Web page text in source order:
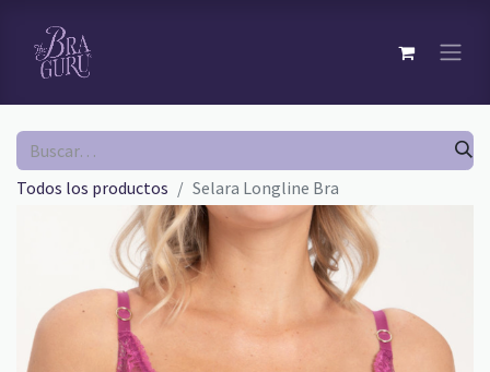
Todos los productos Selara Longline Bra